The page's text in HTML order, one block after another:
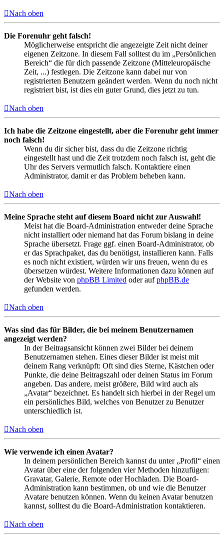
Nach oben
Die Forenuhr geht falsch!
Möglicherweise entspricht die angezeigte Zeit nicht deiner
eigenen Zeitzone. In diesem Fall solltest du im „Persönlichen
Bereich“ die für dich passende Zeitzone (Mitteleuropäische
Zeit, ...) festlegen. Die Zeitzone kann dabei nur von
registrierten Benutzern geändert werden. Wenn du noch nicht
registriert bist, ist dies ein guter Grund, dies jetzt zu tun.
Nach oben
Ich habe die Zeitzone eingestellt, aber die Forenuhr geht immer
noch falsch!
Wenn du dir sicher bist, dass du die Zeitzone richtig
eingestellt hast und die Zeit trotzdem noch falsch ist, geht die
Uhr des Servers vermutlich falsch. Kontaktiere einen
Administrator, damit er das Problem beheben kann.
Nach oben
Meine Sprache steht auf diesem Board nicht zur Auswahl!
Meist hat die Board-Administration entweder deine Sprache
nicht installiert oder niemand hat das Forum bislang in deine
Sprache übersetzt. Frage ggf. einen Board-Administrator, ob
er das Sprachpaket, das du benötigst, installieren kann. Falls
es noch nicht existiert, würden wir uns freuen, wenn du es
übersetzen würdest. Weitere Informationen dazu können auf
der Website von phpBB Limited oder aufphpBB.de
gefunden werden.
Nach oben
Was sind das für Bilder, die bei meinem Benutzernamen
angezeigt werden?
In der Beitragsansicht können zwei Bilder bei deinem
Benutzernamen stehen. Eines dieser Bilder ist meist mit
deinem Rang verknüpft: Oft sind dies Sterne, Kästchen oder
Punkte, die deine Beitragszahl oder deinen Status im Forum
angeben. Das andere, meist größere, Bild wird auch als
„Avatar“ bezeichnet. Es handelt sich hierbei in der Regel um
ein persönliches Bild, welches von Benutzer zu Benutzer
unterschiedlich ist.
Nach oben
Wie verwende ich einen Avatar?
In deinem persönlichen Bereich kannst du unter „Profil“ einen
Avatar über eine der folgenden vier Methoden hinzufügen:
Gravatar, Galerie, Remote oder Hochladen. Die Board-
Administration kann bestimmen, ob und wie die Benutzer
Avatare benutzen können. Wenn du keinen Avatar benutzen
kannst, solltest du die Board-Administration kontaktieren.
Nach oben